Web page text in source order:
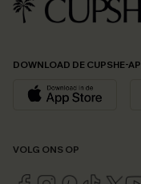
DOWNLOAD DE CUPSHE-
VOLG ONS OP